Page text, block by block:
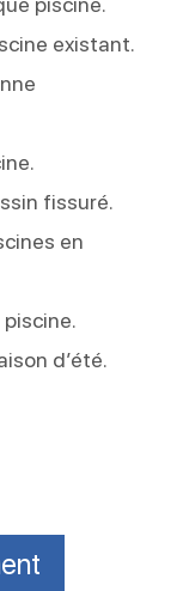
existant.
fissuré.
en
d’été.